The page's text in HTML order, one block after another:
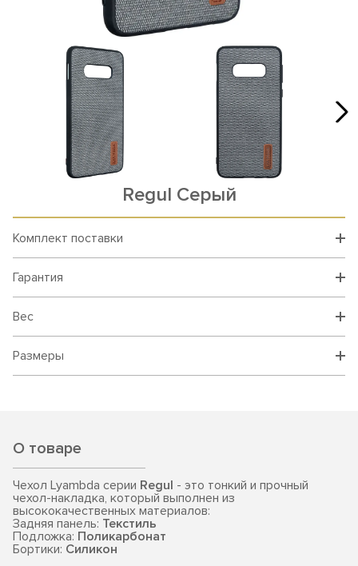
Rеgul Серый
Комплект поставки
Гарантия
Вес
Размеры
О товаре
Чехол Lyambda серии Regul - это тонкий и прочный
чехол-накладка, который выполнен из
высококачественных материалов:
Задняя панель: Текстиль
Подложка: Поликарбонат
Бортики: Силикон